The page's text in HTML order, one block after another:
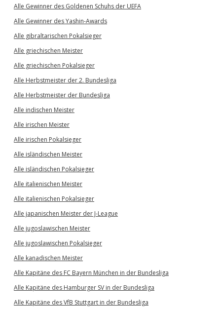
Alle Gewinner des Goldenen Schuhs der UEFA
Alle Gewinner des Yashin-Awards
Alle gibraltarischen Pokalsieger
Alle griechischen Meister
Alle griechischen Pokalsieger
Alle Herbstmeister der 2. Bundesliga
Alle Herbstmeister der Bundesliga
Alle indischen Meister
Alle irischen Meister
Alle irischen Pokalsieger
Alle isländischen Meister
Alle isländischen Pokalsieger
Alle italienischen Meister
Alle italienischen Pokalsieger
Alle japanischen Meister der J-League
Alle jugoslawischen Meister
Alle jugoslawischen Pokalsieger
Alle kanadischen Meister
Alle Kapitäne des FC Bayern München in der Bundesliga
Alle Kapitäne des Hamburger SV in der Bundesliga
Alle Kapitäne des VfB Stuttgart in der Bundesliga